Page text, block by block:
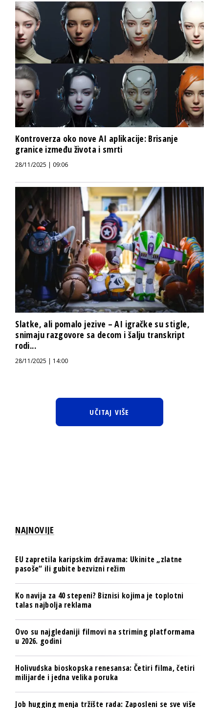
Kontroverza oko nove AI aplikacije: Brisanje
granice između života i smrti
28/11/2025 | 09:06
Slatke, ali pomalo jezive – AI igračke su stigle,
snimaju razgovore sa decom i šalju transkript
rodi...
28/11/2025 | 14:00
UČITAJ VIŠE
NAJNOVIJE
EU zapretila karipskim državama: Ukinite „zlatne
pasoše“ ili gubite bezvizni režim
Ko navija za 40 stepeni? Biznisi kojima je toplotni
talas najbolja reklama
Ovo su najgledaniji filmovi na striming platformama
u 2026. godini
Holivudska bioskopska renesansa: Četiri filma, četiri
milijarde i jedna velika poruka
Job hugging menja tržište rada: Zaposleni se sve više